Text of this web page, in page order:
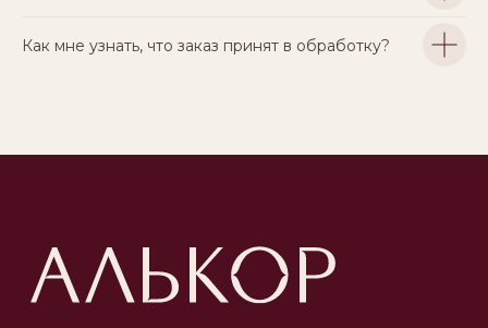
Как мне узнать, что заказ принят в обработку?